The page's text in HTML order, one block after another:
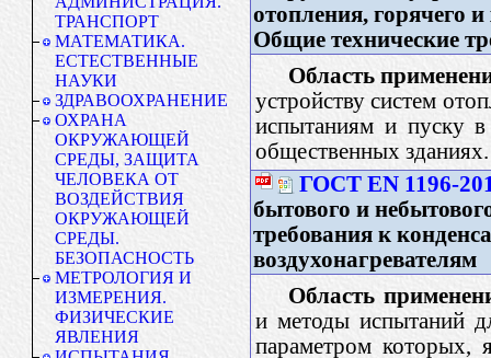
ТРАНСПОРТ
МАТЕМАТИКА.
ЕСТЕСТВЕННЫЕ
НАУКИ
ЗДРАВООХРАНЕНИЕ
ОХРАНА
ОКРУЖАЮЩЕЙ
СРЕДЫ, ЗАЩИТА
ЧЕЛОВЕКА ОТ
ВОЗДЕЙСТВИЯ
ОКРУЖАЮЩЕЙ
СРЕДЫ.
БЕЗОПАСНОСТЬ
МЕТРОЛОГИЯ И
ИЗМЕРЕНИЯ.
ФИЗИЧЕСКИЕ
ЯВЛЕНИЯ
отопления, горячего
Общие технические
Область
устройству систем
испытаниям и пуску в
общественных зданиях.
ГОСТ EN 1196-
бытового и
требования к
воздухонагревателям
Область
и методы испытаний
параметром которых,